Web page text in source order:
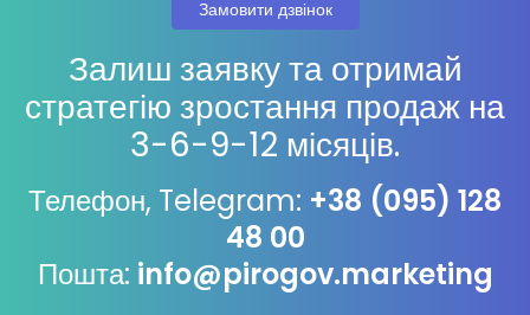
Залиш заявку та отримай
стратегію зростання продаж на
3-6-9-12 місяців.
Телефон, Telegram: +38 (095) 128
48 00
Пошта: info@pirogov.marketing